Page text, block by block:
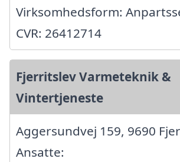
Virksomhedsform:
CVR: 26412714
Fjerritslev Varmeteknik &
Vintertjeneste
Aggersundvej 159, 9690
Ansatte: